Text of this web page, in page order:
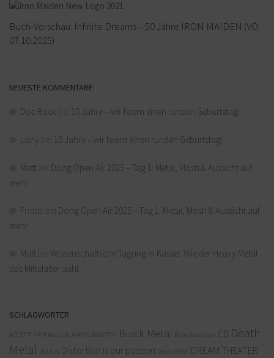
Buch-Vorschau: Infinite Dreams – 50 Jahre IRON MAIDEN (VÖ:
07.10.2025)
NEUESTE KOMMENTARE
Doc Rock 10 Jahre – wir feiern einen runden Geburtstag!
Lony 10 Jahre – wir feiern einen runden Geburtstag!
Matt
Dong Open Air 2025 – Tag 1: Metal, Mosh & Aussicht auf
mehr
Dong Open Air 2025 – Tag 1: Metal, Mosh & Aussicht auf
mehr
Matt
Wissenschaftliche Tagung in Kassel: Wie der Heavy Metal
das Mittelalter sieht
SCHLAGWÖRTER
ACCEPT AFM Records AMON AMARTH Black Metal Blind Guardian CD Death
Metal
DELAIN Distortion is our passion Doom Metal DREAM THEATER